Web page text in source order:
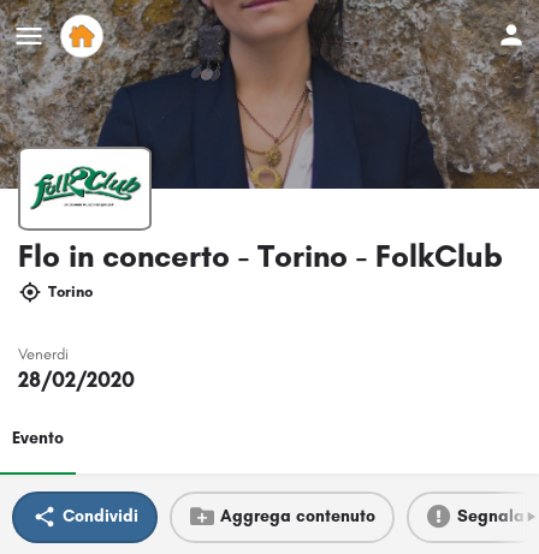
Flo in concerto - Torino - FolkClub
Torino
Venerdi
28/02/2020
Evento
Condividi Aggrega contenuto Segnala